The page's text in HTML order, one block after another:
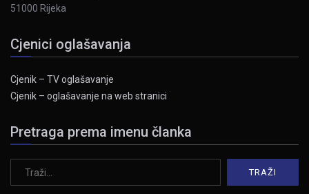
51000 Rijeka
Cjenici oglašavanja
Cjenik – TV oglašavanje
Cjenik – oglašavanje na web stranici
Pretraga prema imenu članka